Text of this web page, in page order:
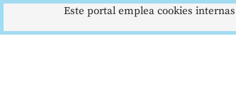
Este portal emplea cookies